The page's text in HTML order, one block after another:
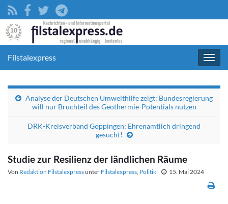
Filstalexpress
Analyse der Deutschen Umwelthilfe zeigt: Bundesregierung
will nur Bruchteil des Geothermie-Potentials nutzen
DRK-Kreisverband Göppingen: Ehrenamtlich dringend
gesucht!
Studie zur Resilienz der ländlichen Räume
Von Redaktion Filstalexpressunter Filstalexpress, Politik 15. Mai 2024